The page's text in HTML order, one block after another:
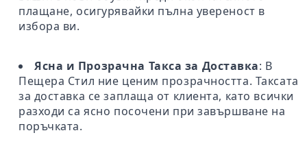
плащане, осигурявайки пълна увереност в
избора ви.
Ясна и Прозрачна Такса за Доставка: В
Пещера Стил ние ценим прозрачността. Таксата
за доставка се заплаща от клиента, като всички
разходи са ясно посочени при завършване на
поръчката.